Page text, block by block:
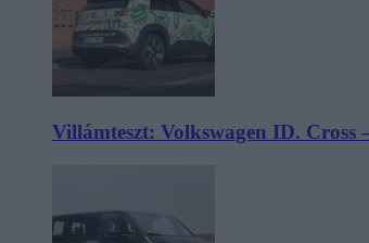
Villámteszt: Volkswagen ID. Cross